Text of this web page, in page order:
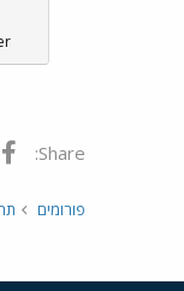
Share:
פורומים